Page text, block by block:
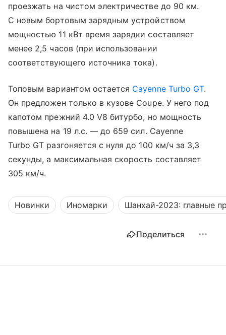
проезжать на чистом электричестве до 90 км.
С новым бортовым зарядным устройством
мощностью 11 кВт время зарядки составляет
менее 2,5 часов (при использовании
соответствующего источника тока).
Топовым вариантом остается Cayenne Turbo GT.
Он предложен только в кузове Coupe. У него под
капотом прежний 4.0 V8 битурбо, но мощность
повышена на 19 л.с. — до 659 сил. Cayenne
Turbo GT разгоняется с нуля до 100 км/ч за 3,3
секунды, а максимальная скорость составляет
305 км/ч.
Новинки Иномарки Шанхай-2023: главные
Поделиться